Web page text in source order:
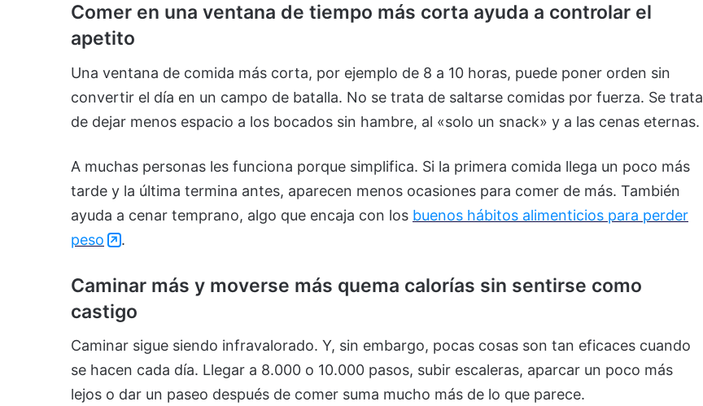
Comer en una ventana de tiempo más corta ayuda a controlar el
apetito
Una ventana de comida más corta, por ejemplo de 8 a 10 horas, puede poner orden sin
convertir el día en un campo de batalla. No se trata de saltarse comidas por fuerza. Se trata
de dejar menos espacio a los bocados sin hambre, al «solo un snack» y a las cenas eternas.
A muchas personas les funciona porque simplifica. Si la primera comida llega un poco más
tarde y la última termina antes, aparecen menos ocasiones para comer de más. También
ayuda a cenar temprano, algo que encaja con los buenos hábitos alimenticios para perder
peso
.
Caminar más y moverse más quema calorías sin sentirse como
castigo
Caminar sigue siendo infravalorado. Y, sin embargo, pocas cosas son tan eficaces cuando
se hacen cada día. Llegar a 8.000 o 10.000 pasos, subir escaleras, aparcar un poco más
lejos o dar un paseo después de comer suma mucho más de lo que parece.